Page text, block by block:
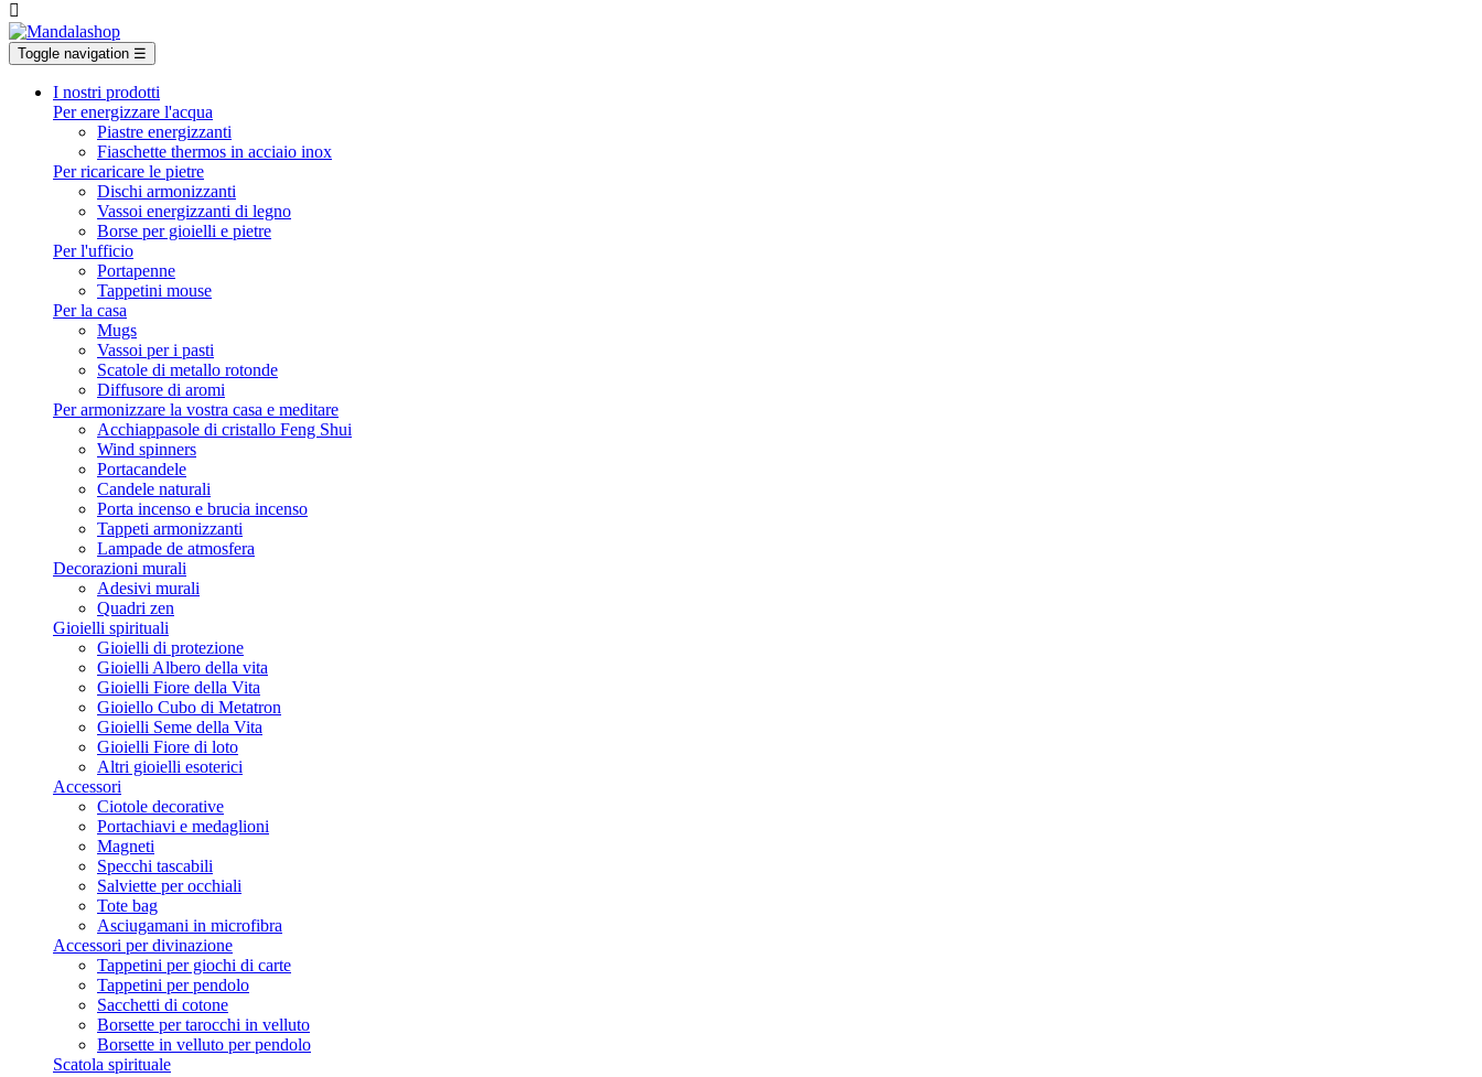

Toggle navigation ☰
I nostri prodotti
Per energizzare l'acqua
Piastre energizzanti
Fiaschette thermos in acciaio inox
Per ricaricare le pietre
Dischi armonizzanti
Vassoi energizzanti di legno
Borse per gioielli e pietre
Per l'ufficio
Portapenne
Tappetini mouse
Per la casa
Mugs
Vassoi per i pasti
Scatole di metallo rotonde
Diffusore di aromi
Per armonizzare la vostra casa e meditare
Acchiappasole di cristallo Feng Shui
Wind spinners
Portacandele
Candele naturali
Porta incenso e brucia incenso
Tappeti armonizzanti
Lampade de atmosfera
Decorazioni murali
Adesivi murali
Quadri zen
Gioielli spirituali
Gioielli di protezione
Gioielli Albero della vita
Gioielli Fiore della Vita
Gioiello Cubo di Metatron
Gioielli Seme della Vita
Gioielli Fiore di loto
Altri gioielli esoterici
Accessori
Ciotole decorative
Portachiavi e medaglioni
Magneti
Specchi tascabili
Salviette per occhiali
Tote bag
Asciugamani in microfibra
Accessori per divinazione
Tappetini per giochi di carte
Tappetini per pendolo
Sacchetti di cotone
Borsette per tarocchi in velluto
Borsette in velluto per pendolo
Scatola spirituale